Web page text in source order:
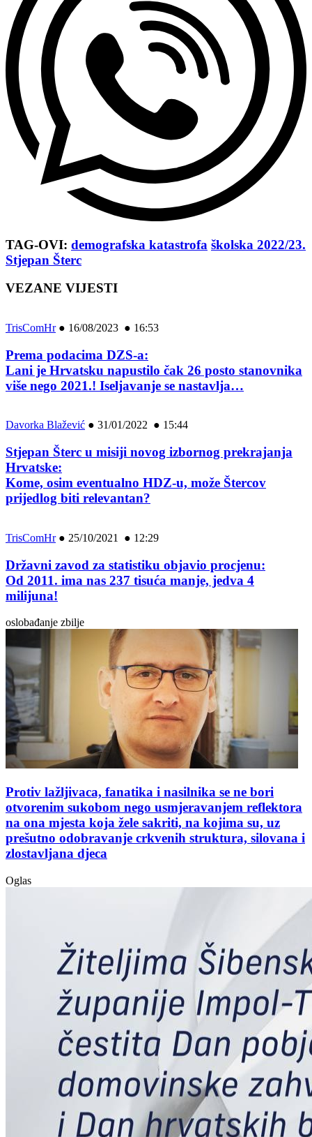
TAG-OVI: demografska katastrofa školska 2022/23.
Stjepan Šterc
VEZANE VIJESTI
TrisComHr● 16/08/2023 ● 16:53
Prema podacima DZS-a:
Lani je Hrvatsku napustilo čak 26 posto stanovnika
više nego 2021.! Iseljavanje se nastavlja…
Davorka Blažević ● 31/01/2022 ● 15:44
Stjepan Šterc u misiji novog izbornog prekrajanja
Hrvatske:
Kome, osim eventualno HDZ-u, može Štercov
prijedlog biti relevantan?
TrisComHr● 25/10/2021 ● 12:29
Državni zavod za statistiku objavio procjenu:
Od 2011. ima nas 237 tisuća manje, jedva 4
milijuna!
oslobađanje zbilje
Protiv lažljivaca, fanatika i nasilnika se ne bori
otvorenim sukobom nego usmjeravanjem reflektora
na ona mjesta koja žele sakriti, na kojima su, uz
prešutno odobravanje crkvenih struktura, silovana i
zlostavljana djeca
Oglas